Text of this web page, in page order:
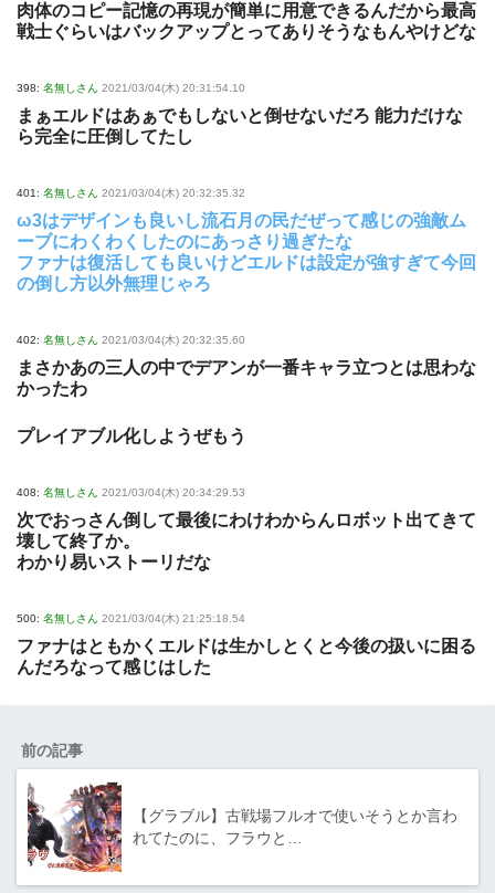
肉体のコピー記憶の再現が簡単に用意できるんだから最高
戦士ぐらいはバックアップとってありそうなもんやけどな
398: 名無しさん 2021/03/04(木) 20:31:54.10
まぁエルドはあぁでもしないと倒せないだろ 能力だけな
ら完全に圧倒してたし
401: 名無しさん 2021/03/04(木) 20:32:35.32
ω3はデザインも良いし流石月の民だぜって感じの強敵ム
ーブにわくわくしたのにあっさり過ぎたな
ファナは復活しても良いけどエルドは設定が強すぎて今回
の倒し方以外無理じゃろ
402: 名無しさん 2021/03/04(木) 20:32:35.60
まさかあの三人の中でデアンが一番キャラ立つとは思わな
かったわ
プレイアブル化しようぜもう
408: 名無しさん 2021/03/04(木) 20:34:29.53
次でおっさん倒して最後にわけわからんロボット出てきて
壊して終了か。
わかり易いストーリだな
500: 名無しさん 2021/03/04(木) 21:25:18.54
ファナはともかくエルドは生かしとくと今後の扱いに困る
んだろなって感じはした
前の記事
【グラブル】古戦場フルオで使いそうとか言わ
れてたのに、フラウと…